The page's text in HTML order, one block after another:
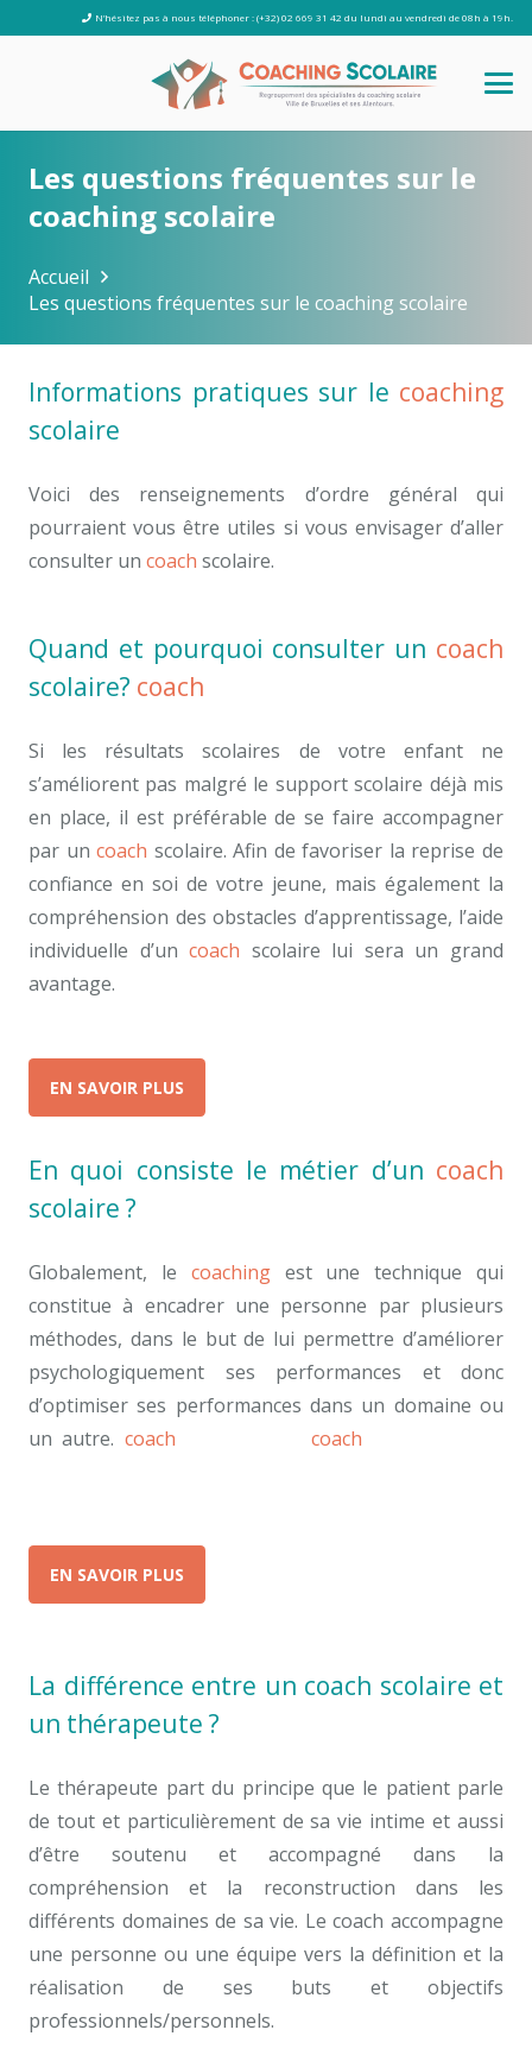
N’hésitez pas à nous téléphoner : (+32) 02 669 31 42 du lundi au vendredi de 08h à 19h.
Les questions fréquentes sur le
coaching scolaire
Accueil
Les questions fréquentes sur le coaching scolaire
Informations pratiques sur le coaching
scolaire
Voici des renseignements d’ordre général qui
pourraient vous être utiles si vous envisager d’aller
consulter un coach scolaire.
Quand et pourquoi consulter un coach
scolaire? coach
Si les résultats scolaires de votre enfant ne
s’améliorent pas malgré le support scolaire déjà mis
en place, il est préférable de se faire accompagner
par uncoach scolaire. Afin de favoriser la reprise de
confiance en soi de votre jeune, mais également la
compréhension des obstacles d’apprentissage, l’aide
individuelle d’uncoach scolaire lui sera un grand
avantage.
EN SAVOIR PLUS
En quoi consiste le métier d’un coach
scolaire ?
Globalement, le coachingest une technique qui
constitue à encadrer une personne par plusieurs
méthodes, dans le but de lui permettre d’améliorer
psychologiquement ses performances et donc
d’optimiser ses performances dans un domaine ou
un autre. coach scolaire tarifcoach
EN SAVOIR PLUS
La différence entre un coach scolaire et
un thérapeute ?
Le thérapeute part du principe que le patient parle
de tout et particulièrement de sa vie intime et aussi
d’être soutenu et accompagné dans la
compréhension et la reconstruction dans les
différents domaines de sa vie. Le coach accompagne
une personne ou une équipe vers la définition et la
réalisation de ses buts et objectifs
professionnels/personnels.